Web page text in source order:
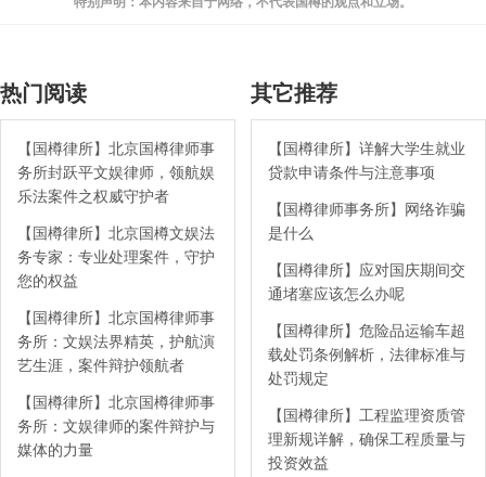
热门阅读
【国樽律所】北京国樽律师事
务所封跃平文娱律师，领航娱
乐法案件之权威守护者
【国樽律所】北京国樽文娱法
务专家：专业处理案件，守护
您的权益
【国樽律所】北京国樽律师事
务所：文娱法界精英，护航演
艺生涯，案件辩护领航者
【国樽律所】北京国樽律师事
务所：文娱律师的案件辩护与
媒体的力量
其它推荐
【国樽律所】详解大学生就业
贷款申请条件与注意事项
【国樽律师事务所】网络诈骗
是什么
【国樽律所】应对国庆期间交
通堵塞应该怎么办呢
【国樽律所】危险品运输车超
载处罚条例解析，法律标准与
处罚规定
【国樽律所】工程监理资质管
理新规详解，确保工程质量与
投资效益